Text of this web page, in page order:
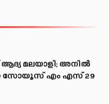
മലയാളി; അനിൽ
സോയൂസ് എം എസ് 29